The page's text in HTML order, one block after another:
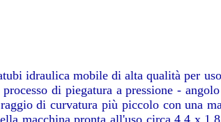
idraulica mobile di alta qualità per
di piegatura a pressione -
di curvatura più piccolo con una
macchina pronta all'uso circa 4,4 x